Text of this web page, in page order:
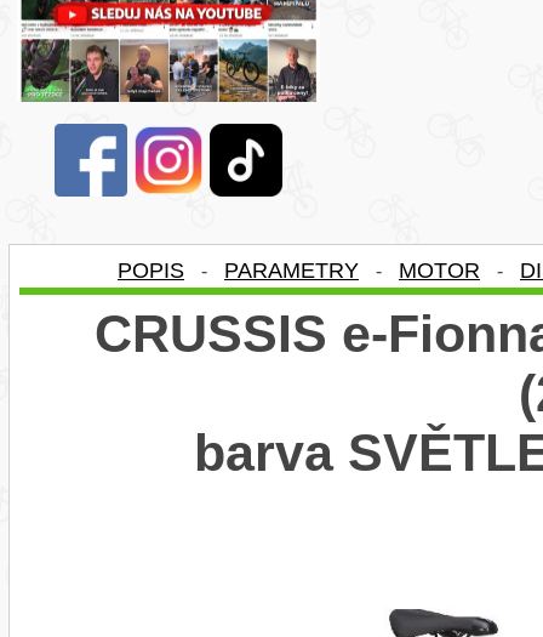
POPIS - PARAMETRY - MOTOR -
CRUSSIS e-
barva